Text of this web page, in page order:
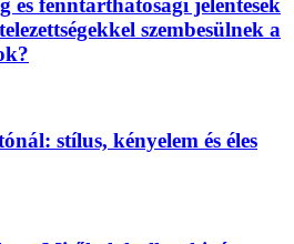
és fenntarthatósági jelentések
szembesülnek a
stílus, kényelem és éles